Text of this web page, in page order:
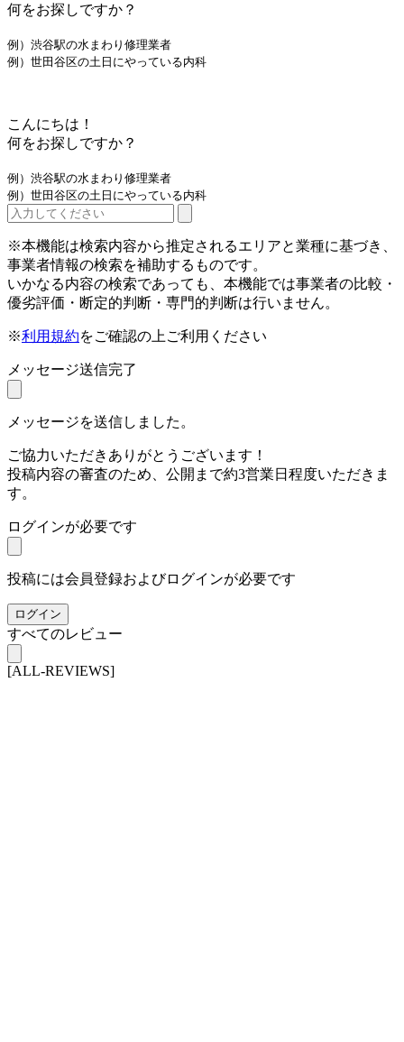
何をお探しですか？
例）渋谷駅の水まわり修理業者
例）世田谷区の土日にやっている内科
こんにちは！
何をお探しですか？
例）渋谷駅の水まわり修理業者
例）世田谷区の土日にやっている内科
※本機能は検索内容から推定されるエリアと業種に基づき、
事業者情報の検索を補助するものです。
いかなる内容の検索であっても、本機能では事業者の比較・
優劣評価・断定的判断・専門的判断は行いません。
※利用規約をご確認の上ご利用ください
メッセージ送信完了
メッセージを送信しました。
ご協力いただきありがとうございます！
投稿内容の審査のため、公開まで約3営業日程度いただきま
す。
ログインが必要です
投稿には会員登録およびログインが必要です
ログイン
すべてのレビュー
[ALL-REVIEWS]